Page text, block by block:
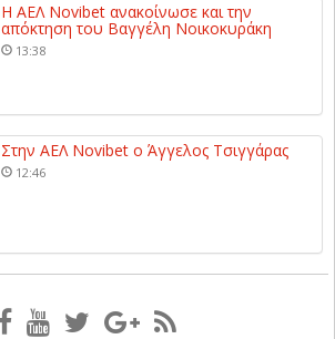
Η ΑΕΛ Novibet ανακοίνωσε και την
απόκτηση του Βαγγέλη Νοικοκυράκη
13:38
Στην ΑΕΛ Novibet ο Άγγελος Τσιγγάρας
12:46